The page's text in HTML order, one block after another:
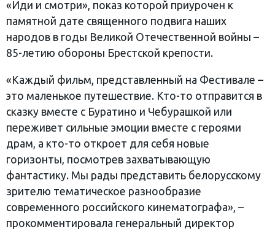
«Иди и смотри», показ которой приурочен к
памятной дате священного подвига наших
народов в годы Великой Отечественной войны –
85-летию обороны Брестской крепости.
«Каждый фильм, представленный на Фестивале –
это маленькое путешествие. Кто-то отправится в
сказку вместе с Буратино и Чебурашкой или
переживет сильные эмоции вместе с героями
драм, а кто-то откроет для себя новые
горизонты, посмотрев захватывающую
фантастику. Мы рады представить белорусскому
зрителю тематическое разнообразие
современного российского кинематографа», –
прокомментировала генеральный директор